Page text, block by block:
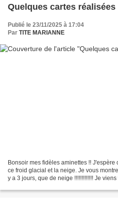
Quelques cartes réalisées
Publié le 23/11/2025 à 17:04
Par TITE MARIANNE
Bonsoir mes fidèles aminettes !!
ce froid glacial et la neige. Je vous
y a 3 jours, que de neige !!!!!!!!!!!!! Je